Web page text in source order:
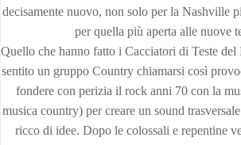
decisamente nuovo, non solo per la Nashville
per quella più aperta alle nuove
Quello che hanno fatto i Cacciatori di Teste
sentito un gruppo Country chiamarsi così
fondere con perizia il rock anni 70 con la
musica country) per creare un sound
ricco di idee. Dopo le colossali e repentine